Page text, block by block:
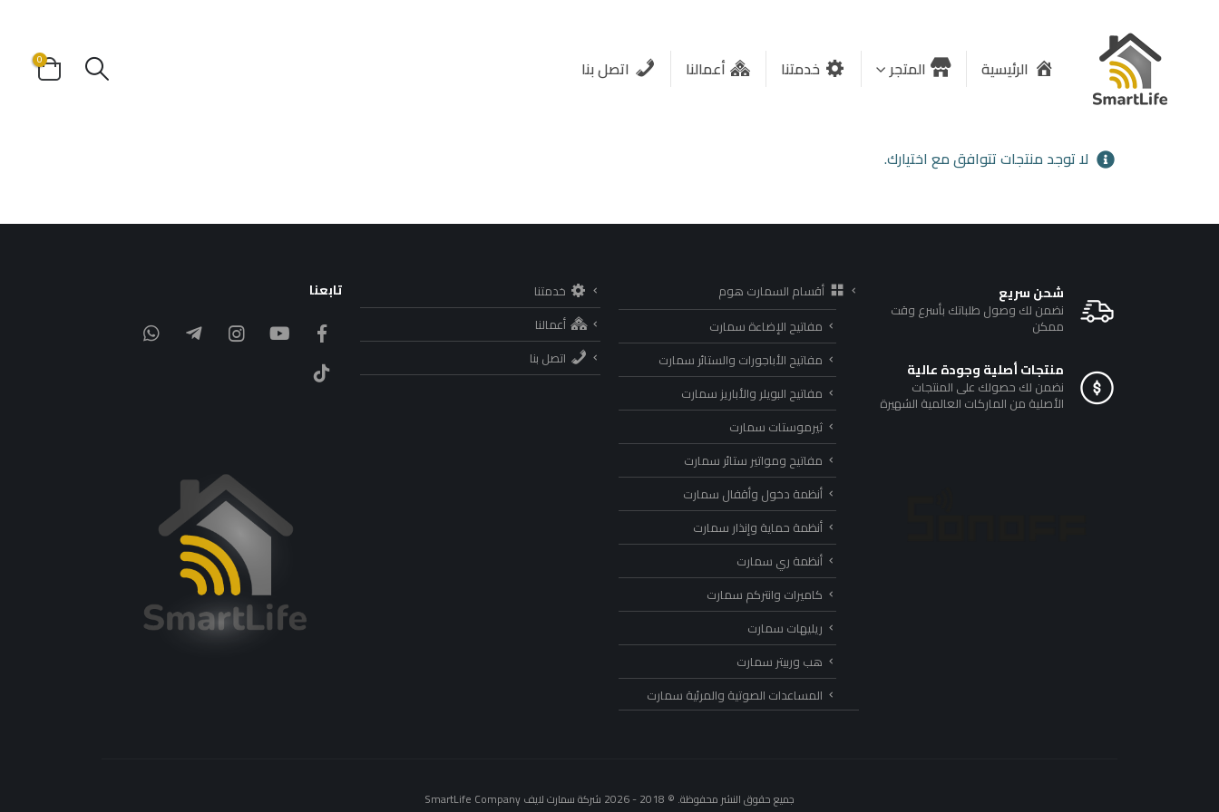
الرئيسية المتجر خدمتنا أعمالنا اتصل بنا 0
لا توجد منتجات تتوافق مع اختيارك.
شحن سريع
نضمن لك وصول طلباتك بأسرع وقت
ممكن
منتجات أصلية وجودة عالية
نضمن لك حصولك على المنتجات
الأصلية من الماركات العالمية الشهيرة
أقسام السمارت هوم
مفاتيح الإضاءة سمارت
مفاتيح الأباجورات والستائر سمارت
مفاتيح البويلر والأباريز سمارت
ثيرموستات سمارت
مفاتيح ومواتير ستائر سمارت
أنظمة دخول وأقفال سمارت
أنظمة حماية وإنذار سمارت
أنظمة ري سمارت
كاميرات وانتركم سمارت
ريليهات سمارت
هب وربيتر سمارت
المساعدات الصوتية والمرئية سمارت
خدمتنا
أعمالنا
اتصل بنا
تابعنا
جميع حقوق النشر محفوظة. © 2018 - 2026 شركة سمارت لايف SmartLife Company